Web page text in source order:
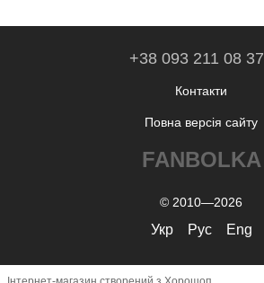
+38 093 211 08 37
Контакти
Повна версія сайту
FANBOLKA
© 2010—2026
Укр Рус Eng